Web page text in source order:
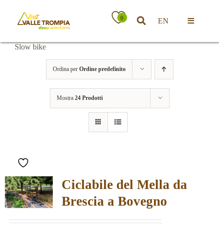
contenuto
0 EN
Toggle
Eventi
Slow bike
Ordina per Ordine predefinito
Mostra 24 Prodotti
Ciclabile del Mella da
Brescia a Bovegno